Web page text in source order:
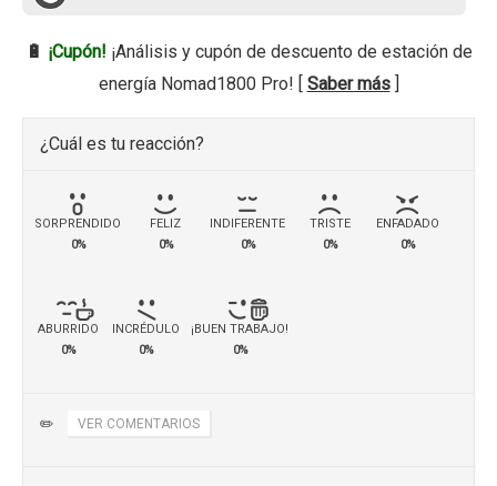
🔋 ¡Cupón! ¡Análisis y cupón de descuento de estación de
energía Nomad1800 Pro! [ Saber más]
¿Cuál es tu reacción?
SORPRENDIDO
0%
FELIZ
0%
INDIFERENTE
0%
TRISTE
0%
ENFADADO
0%
ABURRIDO
0%
INCRÉDULO
0%
¡BUEN TRABAJO!
0%
✏️ VER COMENTARIOS